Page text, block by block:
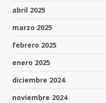
abril 2025
marzo 2025
febrero 2025
enero 2025
diciembre 2024
noviembre 2024